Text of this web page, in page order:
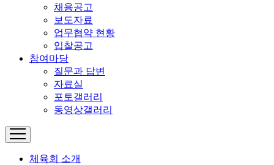
채용공고
보도자료
업무협약 현황
입찰공고
참여마당
질문과 답변
자료실
포토갤러리
동영상갤러리
체육회 소개